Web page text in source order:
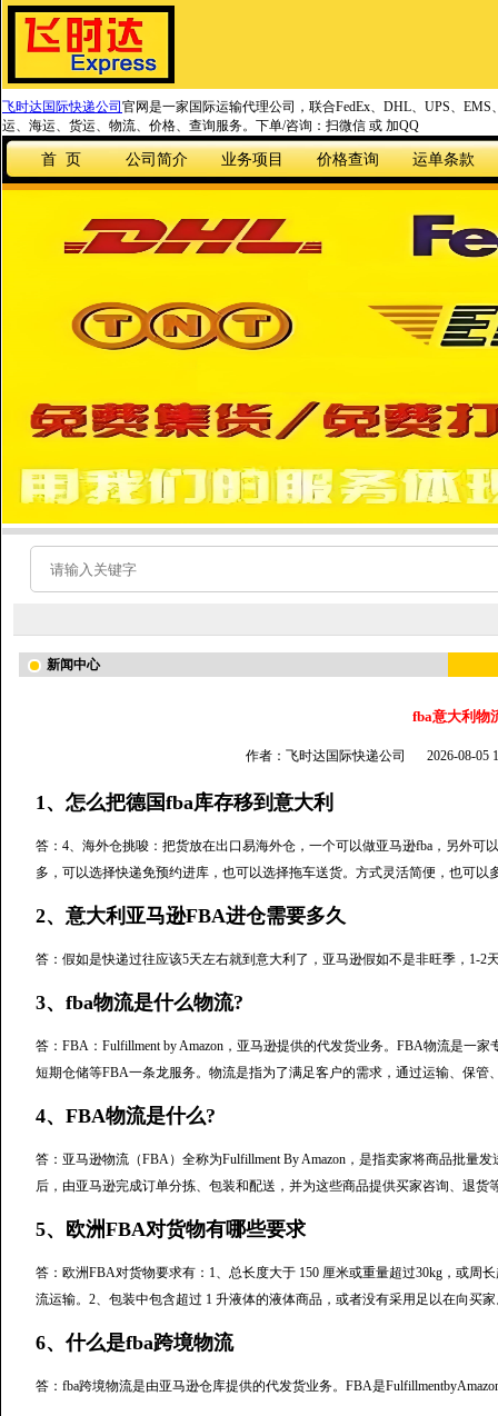
飞时达国际快递公司 官网是一家国际运输代理公司，联合FedEx、DHL、UPS、
运、海运、货运、物流、价格、查询服务。下单/咨询：扫微信 或 加QQ
首 页 公司简介 业务项目 价格查询 运单条款
新闻中心
fba意大利物
作者：飞时达国际快递公司 2026-08-05
1、怎么把德国fba库存移到意大利
答：4、海外仓挑唆：把货放在出口易海外仓，一个可以做亚马逊fba，另外
多，可以选择快递免预约进库，也可以选择拖车送货。方式灵活简便，也可以
2、意大利亚马逊FBA进仓需要多久
答：假如是快递过往应该5天左右就到意大利了，亚马逊假如不是非旺季，1-2
3、fba物流是什么物流?
答：FBA：Fulfillment by Amazon，亚马逊提供的代发货业务。FBA物流是一
短期仓储等FBA一条龙服务。物流是指为了满足客户的需求，通过运输、保管
4、FBA物流是什么?
答：亚马逊物流（FBA）全称为Fulfillment By Amazon，是指卖家将商品批量
后，由亚马逊完成订单分拣、包装和配送，并为这些商品提供买家咨询、退货
5、欧洲FBA对货物有哪些要求
答：欧洲FBA对货物要求有：1、总长度大于 150 厘米或重量超过30kg，或周
流运输。2、包装中包含超过 1 升液体的液体商品，或者没有采用足以在向买
6、什么是fba跨境物流
答：fba跨境物流是由亚马逊仓库提供的代发货业务。FBA是